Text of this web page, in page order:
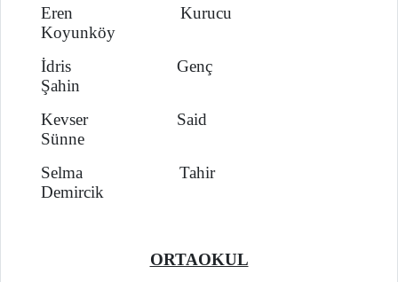
Eren Kurucu
Koyunköy
İdris Genç
Şahin
Kevser Said
Sünne
Selma Tahir
Demircik
ORTAOKUL